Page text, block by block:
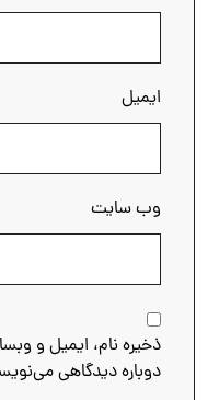
ایمیل
وب‌ سایت
ذخیره نام، ایمیل و
دوباره دیدگاهی